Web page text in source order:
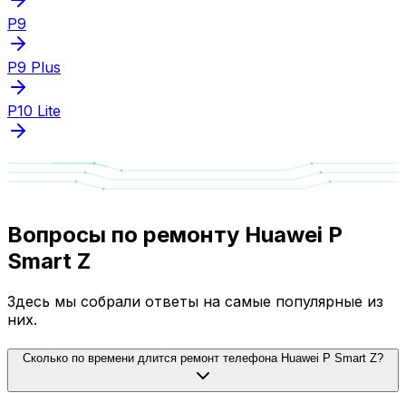
P9
P9 Plus
P10 Lite
Вопросы по ремонту Huawei P
Smart Z
Здесь мы собрали ответы на самые популярные из
них.
Сколько по времени длится ремонт телефона Huawei P Smart Z?